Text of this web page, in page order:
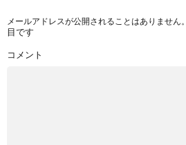
メールアドレスが公開されることはありません。
目です
コメント